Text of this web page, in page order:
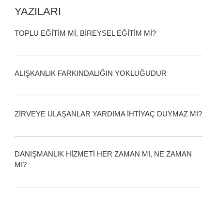
YAZILARI
TOPLU EĞİTİM Mİ, BİREYSEL EĞİTİM Mİ?
ALIŞKANLIK FARKINDALIĞIN YOKLUĞUDUR
ZİRVEYE ULAŞANLAR YARDIMA İHTİYAÇ DUYMAZ MI?
DANIŞMANLIK HİZMETİ HER ZAMAN MI, NE ZAMAN
MI?